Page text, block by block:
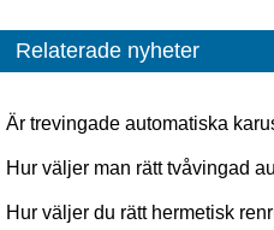
Relaterade nyheter
Är trevingade automatiska
Hur väljer man rätt tvåvingad
byggnad?
Hur väljer du rätt hermetisk